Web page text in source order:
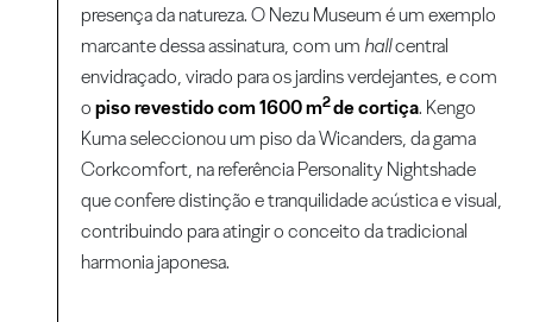
presença da natureza. O Nezu Museum é um exemplo
marcante dessa assinatura, com um hallcentral
envidraçado, virado para os jardins verdejantes, e com
opiso revestido com 1600 m2de cortiça. Kengo
Kuma seleccionou um piso da Wicanders, da gama
Corkcomfort, na referência Personality Nightshade
que confere distinção e tranquilidade acústica e visual,
contribuindo para atingir o conceito da tradicional
harmonia japonesa.